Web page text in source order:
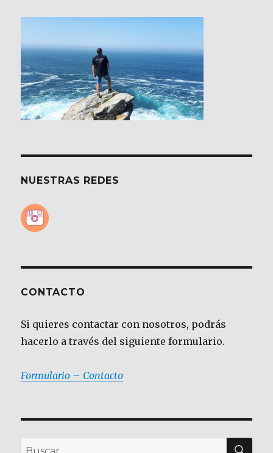
NUESTRAS REDES
CONTACTO
Si quieres contactar con nosotros, podrás
hacerlo a través del siguiente formulario.
Formulario – Contacto
Buscar